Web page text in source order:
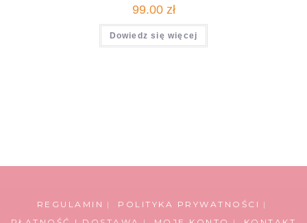
99.00 zł
Dowiedz się więcej
REGULAMIN
POLITYKA PRYWATNOŚCI